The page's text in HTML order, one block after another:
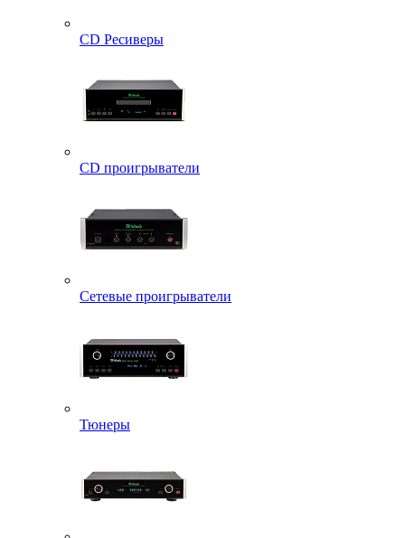
CD Ресиверы
CD проигрыватели
Сетевые проигрыватели
Тюнеры